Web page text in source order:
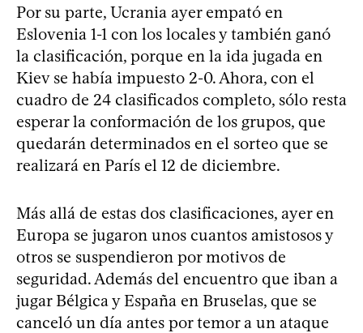
Por su parte, Ucrania ayer empató en
Eslovenia 1-1 con los locales y también ganó
la clasificación, porque en la ida jugada en
Kiev se había impuesto 2-0. Ahora, con el
cuadro de 24 clasificados completo, sólo resta
esperar la conformación de los grupos, que
quedarán determinados en el sorteo que se
realizará en París el 12 de diciembre.
Más allá de estas dos clasificaciones, ayer en
Europa se jugaron unos cuantos amistosos y
otros se suspendieron por motivos de
seguridad. Además del encuentro que iban a
jugar Bélgica y España en Bruselas, que se
canceló un día antes por temor a un ataque